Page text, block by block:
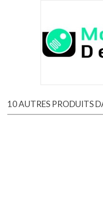
10 AUTRES PRODUITS